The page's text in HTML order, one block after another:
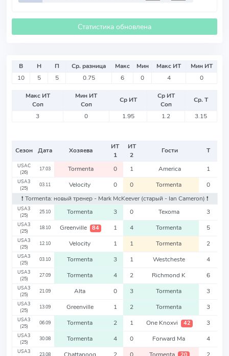
Статистика обновлена
В Н П Ср. разница Макс Мин Макс ИТ
Мин ИТ
10
5 5 0.75 6 0 4 0
Макс ИТ
Соп
Мин ИТ
Соп
Ср ИТ
Ср ИТ
Соп
Ср. Т
3
0 1.95 1.2 3.15
Сезон Дата Хозяева
ИТ
1
ИТ
2
Гости Т
USAC
(26)
17.03 Tormenta 0 1 America 1
USA3
(25)
03.11 Velocity 0 0 Tormenta
0
❗️ Tormenta: новый тренер - Mark McKeever(старый - Ian Cameron) ❗️
USA3
(25)
25.10 Tormenta 3 0 Texoma 3
USA3
(25)
18.10 Greenville 84 1 4 Tormenta 5
USA3
(25)
12.10 Velocity 1 1 Tormenta 2
USA3
(25)
03.10 Tormenta 3 1 Westcheste 4
USA3
(25)
27.09 Tormenta 4 2 Richmond K 6
USA3
(25)
21.09 Alta 0 3 Tormenta 3
USA3
(25)
13.09 Greenville 1 2 Tormenta 3
USA3
(25)
06.09 Tormenta 2 1 One Knoxvi 42 3
USA3
(25)
30.08 Tormenta 4 0 Forward Ma 4
USA3
23.08